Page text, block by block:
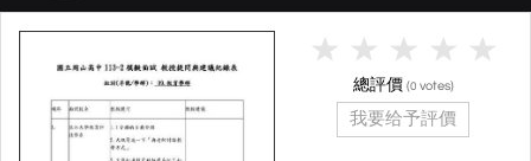
總評價 (0 votes)
我要给予評價